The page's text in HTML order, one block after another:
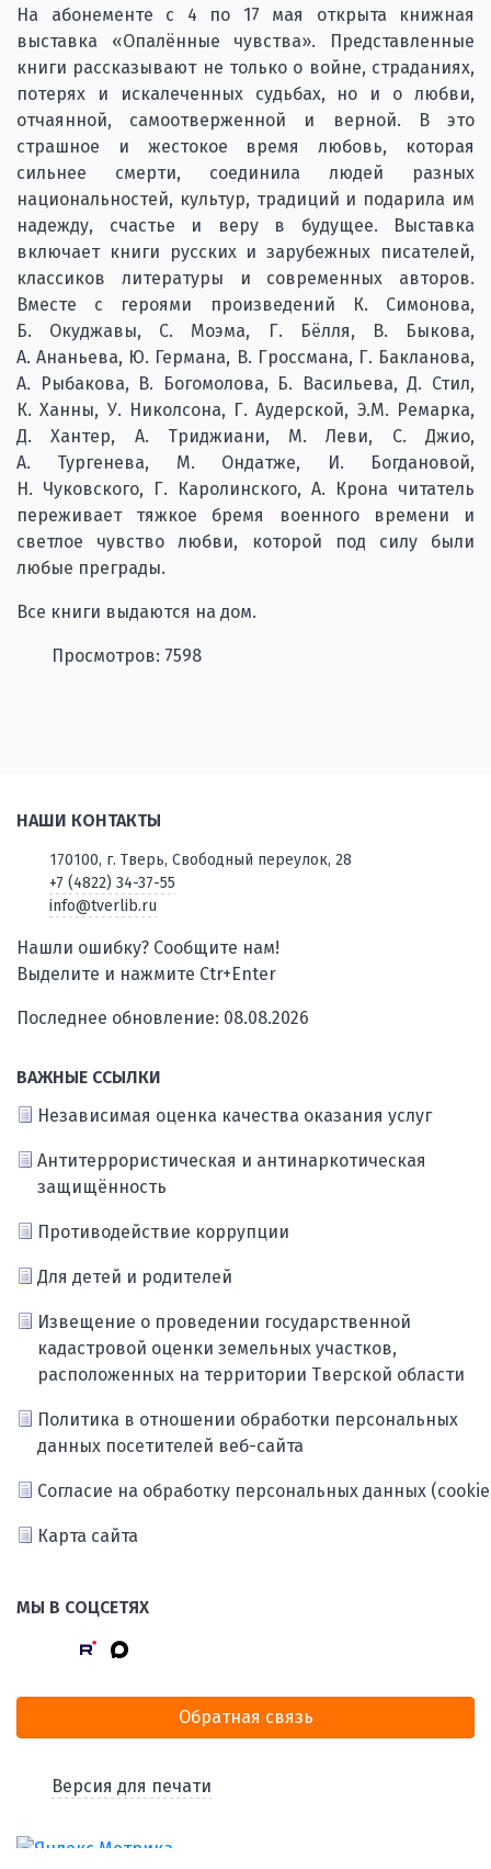
На абонементе с 4 по 17 мая открыта книжная
выставка «Опалённые чувства». Представленные
книги рассказывают не только о войне, страданиях,
потерях и искалеченных судьбах, но и о любви,
отчаянной, самоотверженной и верной. В это
страшное и жестокое время любовь, которая
сильнее смерти, соединила людей разных
национальностей, культур, традиций и подарила им
надежду, счастье и веру в будущее. Выставка
включает книги русских и зарубежных писателей,
классиков литературы и современных авторов.
Вместе с героями произведений К. Симонова,
Б. Окуджавы, С. Моэма, Г. Бёлля, В. Быкова,
А. Ананьева, Ю. Германа, В. Гроссмана, Г. Бакланова,
А. Рыбакова, В. Богомолова, Б. Васильева, Д. Стил,
К. Ханны, У. Николсона, Г. Аудерской, Э.М. Ремарка,
Д. Хантер, А. Триджиани, М. Леви, С. Джио,
А. Тургенева, М. Ондатже, И. Богдановой,
Н. Чуковского, Г. Каролинского, А. Крона читатель
переживает тяжкое бремя военного времени и
светлое чувство любви, которой под силу были
любые преграды.
Все книги выдаются на дом.
Просмотров: 7598
НАШИ КОНТАКТЫ
170100, г. Тверь, Свободный переулок, 28
+7 (4822) 34-37-55
info@tverlib.ru
Нашли ошибку? Сообщите нам!
Выделите и нажмите Ctr+Enter
Последнее обновление: 08.08.2026
ВАЖНЫЕ ССЫЛКИ
Независимая оценка качества оказания услуг
Антитеррористическая и антинаркотическая
защищённость
Противодействие коррупции
Для детей и родителей
Извещение о проведении государственной
кадастровой оценки земельных участков,
расположенных на территории Тверской области
Политика в отношении обработки персональных
данных посетителей веб-сайта
Согласие на обработку персональных данных
Карта сайта
МЫ В СОЦСЕТЯХ
Обратная связь
Версия для печати